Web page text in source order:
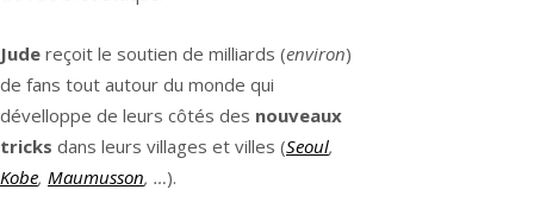
Jude reçoit le soutien de milliards (environ)
de fans tout autour du monde qui
dévelloppe de leurs côtés des nouveaux
tricks dans leurs villages et villes (Seoul,
Kobe, Maumusson, …).